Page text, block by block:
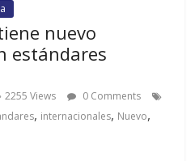
nuevo
estándares
2255 Views
0 Comments
, internacionales, Nuevo,